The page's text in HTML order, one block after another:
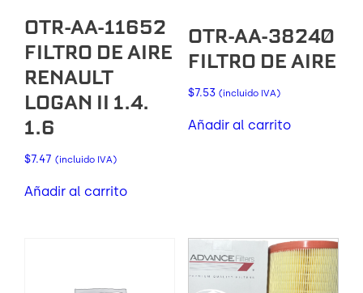
OTR-AA-11652
FILTRO DE AIRE
RENAULT
LOGAN II 1.4.
1.6
$7.47 (incluido IVA)
Añadir al carrito
OTR-AA-38240
FILTRO DE AIRE
$7.53 (incluido IVA)
Añadir al carrito